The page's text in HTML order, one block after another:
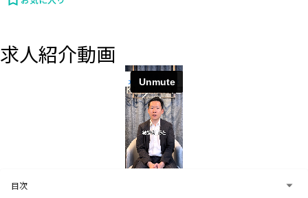
お問い合わせする
求人紹介動画
目次